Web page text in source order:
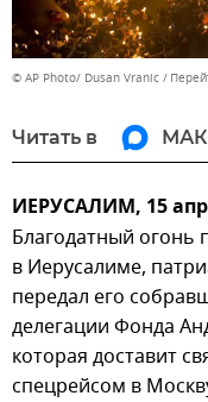
© AP Photo/ Dusan Vranic
Читать в
ИЕРУСАЛИМ, 15
Благодатный огонь
в Иерусалиме,
передал его
делегации Фонда
которая доставит
спецрейсом в